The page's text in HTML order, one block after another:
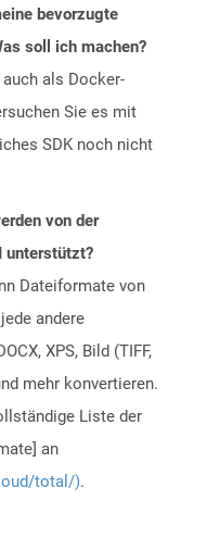
bevorzugte
soll ich machen?
als Docker-
Sie es mit
SDK noch nicht
von der
unterstützt?
Dateiformate von
andere
XPS, Bild (TIFF,
mehr konvertieren.
Liste der
an
total/).